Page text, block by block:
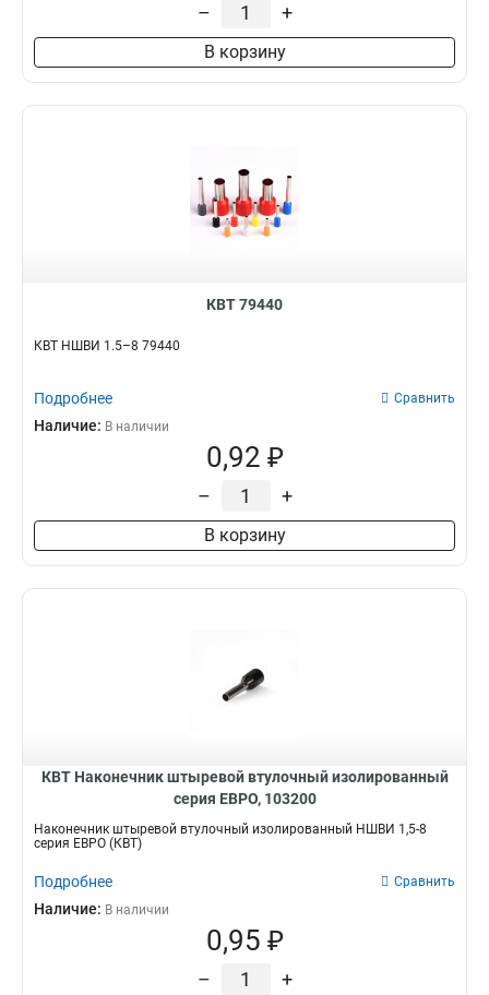
– +
В корзину
КВТ 79440
КВТ НШВИ 1.5–8 79440
Подробнее Сравнить
Наличие: В наличии
0,92 ₽
– +
В корзину
КВТ Наконечник штыревой втулочный изолированный
серия ЕВРО, 103200
Наконечник штыревой втулочный изолированный НШВИ 1,5-8
серия ЕВРО (КВТ)
Подробнее Сравнить
Наличие: В наличии
0,95 ₽
– +